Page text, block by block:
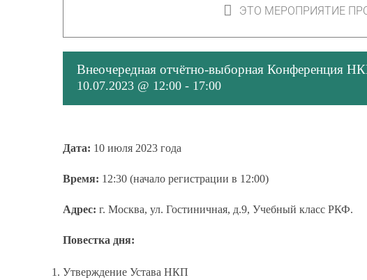
ЭТО МЕРОПРИЯТИЕ
Внеочередная отчётно-выборная Конференция
10.07.2023 @ 12:00- 17:00
Дата: 10 июля 2023 года
Время: 12:30 (начало регистрации в 12:00)
Адрес: г. Москва, ул. Гостиничная, д.9, Учебный класс РКФ.
Повестка дня:
Утверждение Устава НКП